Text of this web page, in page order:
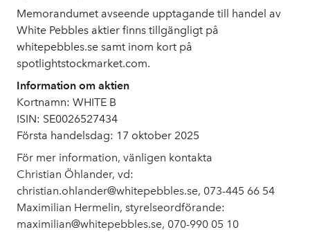
Memorandumet avseende upptagande till handel av
White Pebbles aktier finns tillgängligt på
whitepebbles.se samt inom kort på
spotlightstockmarket.com.
Information om aktien
Kortnamn: WHITE B
ISIN: SE0026527434
Första handelsdag: 17 oktober 2025
För mer information, vänligen kontakta
Christian Öhlander, vd:
christian.ohlander@whitepebbles.se, 073-445 66 54
Maximilian Hermelin, styrelseordförande:
maximilian@whitepebbles.se, 070-990 05 10